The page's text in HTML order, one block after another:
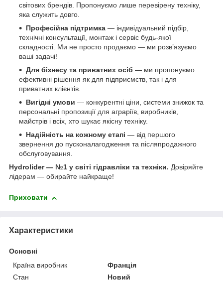
світових брендів. Пропонуємо лише перевірену техніку,
яка служить довго.
Професійна підтримка — індивідуальний підбір,
технічні консультації, монтаж і сервіс будь-якої
складності. Ми не просто продаємо — ми розв’язуємо
ваші задачі!
Для бізнесу та приватних осіб — ми пропонуємо
ефективні рішення як для підприємств, так і для
приватних клієнтів.
Вигідні умови — конкурентні ціни, системи знижок та
персональні пропозиції для аграріїв, виробників,
майстрів і всіх, хто шукає якісну техніку.
Надійність на кожному етапі — від першого
звернення до пусконалагодження та післяпродажного
обслуговування.
Hydrolider — №1 у світі гідравліки та техніки. Довіряйте
лідерам — обирайте найкраще!
Приховати
Характеристики
Основні
Країна виробник
Франція
Стан
Новий